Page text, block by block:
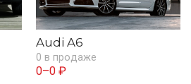
Audi A6
0 в продаже
0–0 ₽